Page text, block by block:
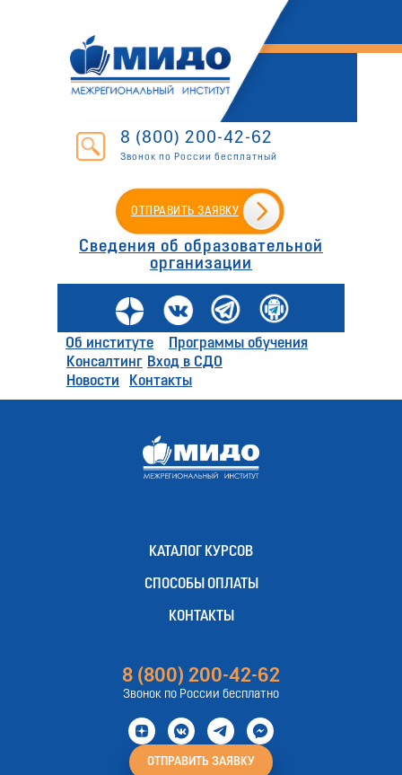
8 (800) 200-42-62
Звонок по России бесплатный
ОТПРАВИТЬ ЗАЯВКУ
Сведения об образовательной
организации
Об институте
Программы обучения
Консалтинг
Новости
Вход в СДО
Контакты
КАТАЛОГ КУРСОВ
СПОСОБЫ ОПЛАТЫ
КОНТАКТЫ
8 (800) 200-42-62
Звонок по России бесплатно
ОТПРАВИТЬ ЗАЯВКУ